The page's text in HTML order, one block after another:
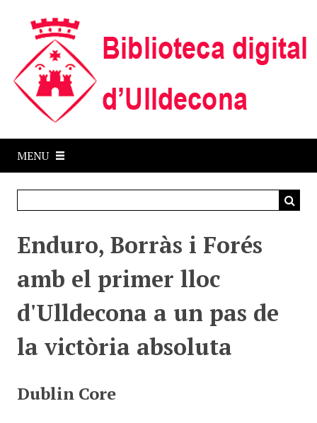
i
c
MENU
Enduro, Borràs i Forés
amb el primer lloc
d'Ulldecona a un pas de
la victòria absoluta
Dublin Core